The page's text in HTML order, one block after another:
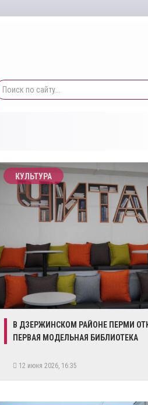
КУЛЬТУРА
В ДЗЕРЖИНСКОМ РАЙОНЕ ПЕРМИ
ПЕРВАЯ МОДЕЛЬНАЯ БИБЛИОТЕКА
12 июня 2026, 16:35